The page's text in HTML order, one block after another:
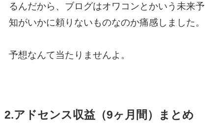
るんだから、ブログはオワコンとかいう未来予
知がいかに頼りないものなのか痛感しました。
予想なんて当たりませんよ。
2.アドセンス収益（9ヶ月間）まとめ